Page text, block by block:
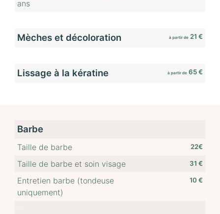
ans
Mèches et décoloration à partir de 21 €
Lissage à la kératine à partir de 65 €
Barbe
Taille de barbe 22€
Taille de barbe et soin visage 31 €
Entretien barbe (tondeuse
uniquement)
10 €